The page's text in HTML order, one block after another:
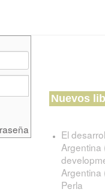
Nuevos
El
Argentina
Argentina
Perla